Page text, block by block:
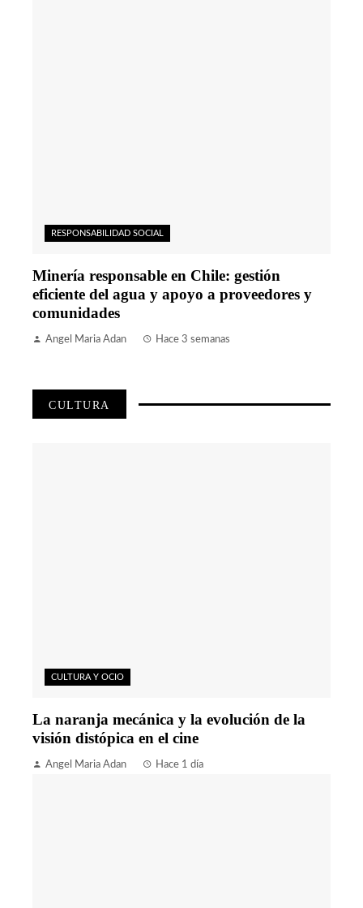
RESPONSABILIDAD SOCIAL
Minería responsable en Chile: gestión
eficiente del agua y apoyo a proveedores y
comunidades
Angel Maria Adan Hace 3 semanas
CULTURA
CULTURA Y OCIO
La naranja mecánica y la evolución de la
visión distópica en el cine
Angel Maria Adan Hace 1 día